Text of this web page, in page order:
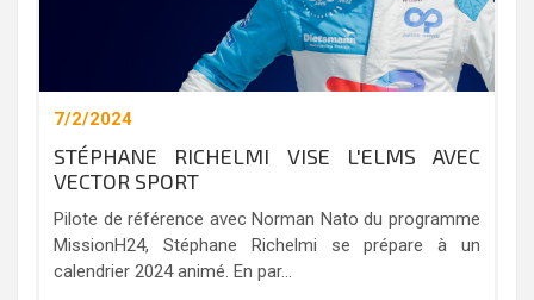
7/2/2024
STÉPHANE RICHELMI VISE L'ELMS AVEC
VECTOR SPORT
Pilote de référence avec Norman Nato du programme
MissionH24, Stéphane Richelmi se prépare à un
calendrier 2024 animé. En par...